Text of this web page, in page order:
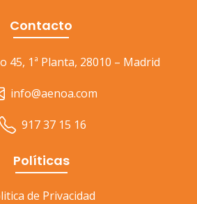
Contacto
45, 1ª Planta, 28010 – Madrid
info@aenoa.com
917 37 15 16
Políticas
de Privacidad